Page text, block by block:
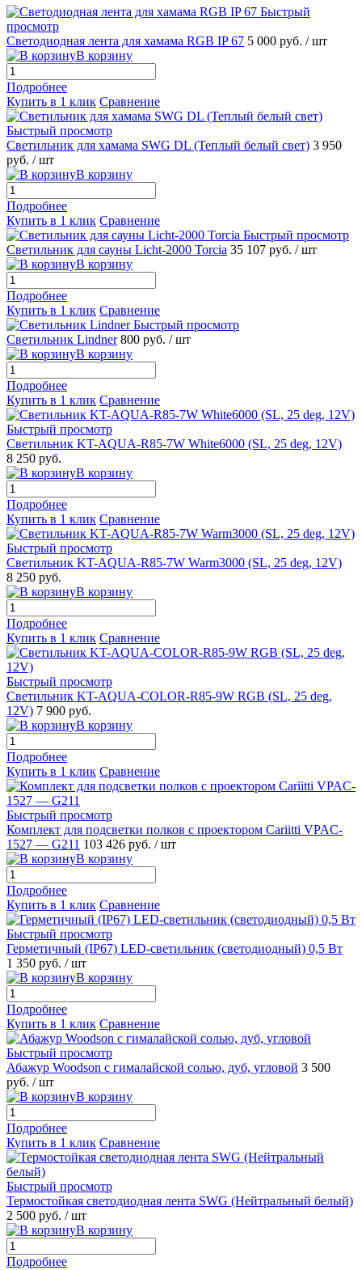
Быстрый
просмотр
Светодиодная лента для хамама RGB IP 67 5 000 руб. / шт
В корзину
Подробнее
Купить в 1 клик Сравнение
Быстрый просмотр
Светильник для хамама SWG DL (Теплый белый свет) 3 950
руб. / шт
В корзину
Подробнее
Купить в 1 клик Сравнение
Быстрый просмотр
Светильник для сауны Licht-2000 Torcia 35 107 руб. / шт
В корзину
Подробнее
Купить в 1 клик Сравнение
Быстрый просмотр
Светильник Lindner 800 руб. / шт
В корзину
Подробнее
Купить в 1 клик Сравнение
Быстрый просмотр
Светильник KT-AQUA-R85-7W White6000 (SL, 25 deg, 12V)
8 250 руб.
В корзину
Подробнее
Купить в 1 клик Сравнение
Быстрый просмотр
Светильник KT-AQUA-R85-7W Warm3000 (SL, 25 deg, 12V)
8 250 руб.
В корзину
Подробнее
Купить в 1 клик Сравнение
Быстрый просмотр
Светильник KT-AQUA-COLOR-R85-9W RGB (SL, 25 deg,
12V) 7 900 руб.
В корзину
Подробнее
Купить в 1 клик Сравнение
Быстрый просмотр
Комплект для подсветки полков с проектором Cariitti VPAC-
1527 — G211 103 426 руб. / шт
В корзину
Подробнее
Купить в 1 клик Сравнение
Быстрый просмотр
Герметичный (IP67) LED-cветильник (светодиодный) 0,5 Вт
1 350 руб. / шт
В корзину
Подробнее
Купить в 1 клик Сравнение
Быстрый просмотр
Абажур Woodson с гималайской солью, дуб, угловой 3 500
руб. / шт
В корзину
Подробнее
Купить в 1 клик Сравнение
Быстрый просмотр
Термостойкая светодиодная лента SWG (Нейтральный белый)
2 500 руб. / шт
В корзину
Подробнее